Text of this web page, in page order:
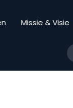
Missie & Visie